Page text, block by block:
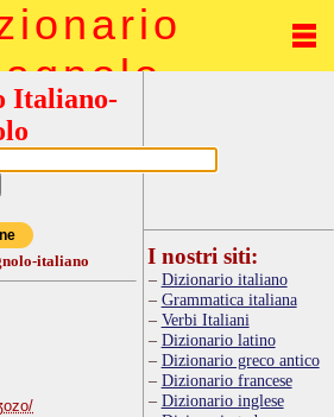
Italiano-
italiano I nostri siti:
Dizionario italiano
Grammatica italiana
Verbi Italiani
Dizionario latino
Dizionario greco antico
Dizionario francese
Dizionario inglese